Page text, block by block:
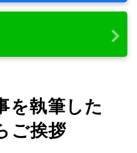
を執筆した
ご挨拶